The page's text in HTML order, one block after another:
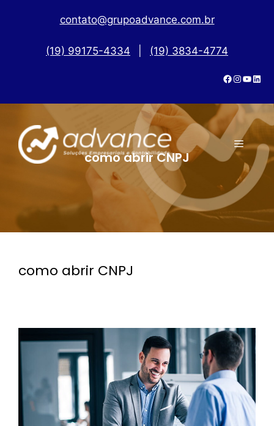
contato@grupoadvance.com.br
(19) 99175-4334 (19) 3834-4774
como abrir CNPJ
como abrir CNPJ